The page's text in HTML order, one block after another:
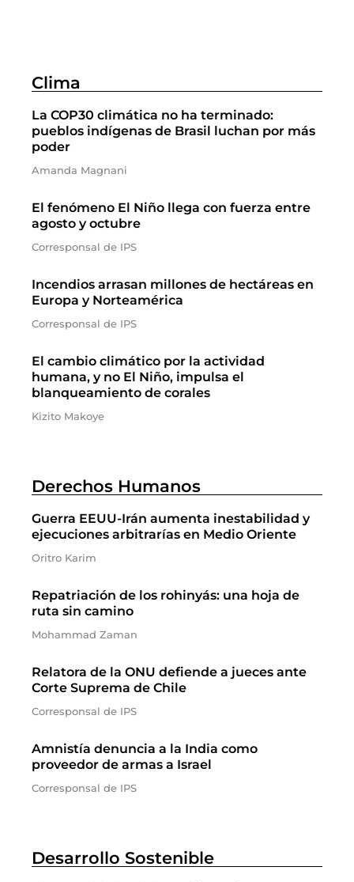
Clima
La COP30 climática no ha terminado:
pueblos indígenas de Brasil luchan por más
poder
Amanda Magnani
El fenómeno El Niño llega con fuerza entre
agosto y octubre
Corresponsal de IPS
Incendios arrasan millones de hectáreas en
Europa y Norteamérica
Corresponsal de IPS
El cambio climático por la actividad
humana, y no El Niño, impulsa el
blanqueamiento de corales
Kizito Makoye
Derechos Humanos
Guerra EEUU-Irán aumenta inestabilidad y
ejecuciones arbitrarías en Medio Oriente
Oritro Karim
Repatriación de los rohinyás: una hoja de
ruta sin camino
Mohammad Zaman
Relatora de la ONU defiende a jueces ante
Corte Suprema de Chile
Corresponsal de IPS
Amnistía denuncia a la India como
proveedor de armas a Israel
Corresponsal de IPS
Desarrollo Sostenible